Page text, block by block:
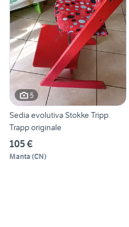
5
Sedia evolutiva Stokke Tripp
Trapp originale
105 €
Manta (CN)